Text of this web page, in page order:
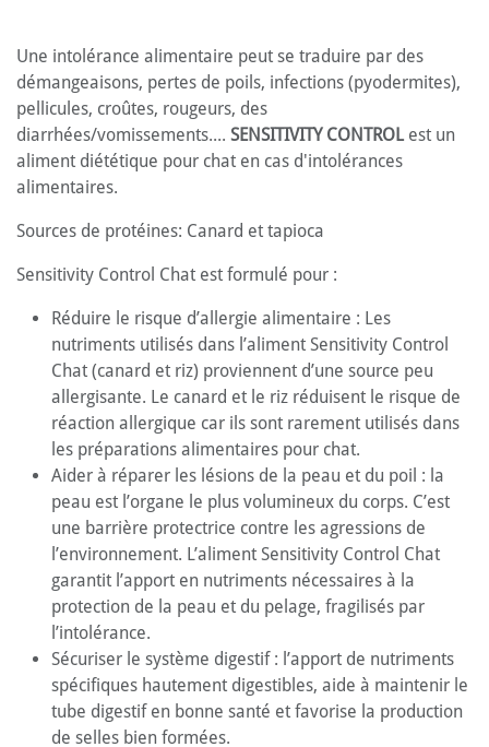
Une intolérance alimentaire peut se traduire par des
démangeaisons, pertes de poils, infections (pyodermites),
pellicules, croûtes, rougeurs, des
diarrhées/vomissements.... SENSITIVITY CONTROL est un
aliment diététique pour chat en cas d'intolérances
alimentaires.
Sources de protéines: Canard et tapioca
Sensitivity Control Chat est formulé pour :
Réduire le risque d’allergie alimentaire : Les
nutriments utilisés dans l’aliment Sensitivity Control
Chat (canard et riz) proviennent d’une source peu
allergisante. Le canard et le riz réduisent le risque de
réaction allergique car ils sont rarement utilisés dans
les préparations alimentaires pour chat.
Aider à réparer les lésions de la peau et du poil : la
peau est l’organe le plus volumineux du corps. C’est
une barrière protectrice contre les agressions de
l’environnement. L’aliment Sensitivity Control Chat
garantit l’apport en nutriments nécessaires à la
protection de la peau et du pelage, fragilisés par
l’intolérance.
Sécuriser le système digestif : l’apport de nutriments
spécifiques hautement digestibles, aide à maintenir le
tube digestif en bonne santé et favorise la production
de selles bien formées.